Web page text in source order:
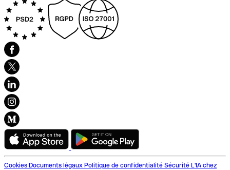
Cookies Documents légaux Politique de confidentialité Sécurité L'IA chez